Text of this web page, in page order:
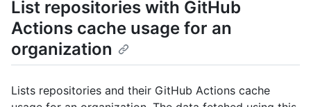
List repositories with GitHub
Actions cache usage for an
organization
Lists repositories and their GitHub Actions cache